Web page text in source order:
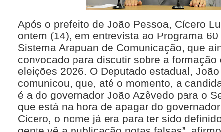
Após o prefeito de João Pessoa, Cícero
ontem (14), em entrevista ao Programa
Sistema Arapuan de Comunicação, que
convocado para discutir sobre a formação
eleições 2026. O Deputado estadual,
comunicou, que, até o momento, a
é a do governador João Azêvedo para o
que está na hora de apagar do governador
Cicero, o nome já era para ter sido